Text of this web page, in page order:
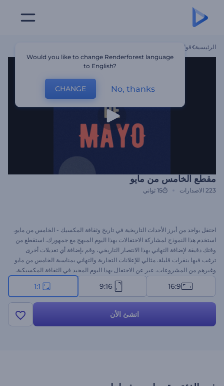
الرئيسية قوالب
مقطع الخامس من مايو
223 الاصدارات 15 ثواني
احتفل بواحد من أبرز الأحداث التاريخية في تاريخ وثقافة المكسيك - الخامس من مايو.
استخدم هذا النموذج لمشاركة الاحتفالات بهذا اليوم المبهج مع جمهورك. استقطع من
وقتك دقيقة لإضافة التهاني بهذا الانتصار التاريخي، وقم بإضافة أي تعديلات أخرى
ترغب فيها بنقرات قليلة. مثالي للإعلانات التجارية والتهاني بمناسبة الخامس من مايو
وغيرهم من المشروعات. عبر عن الاحتفال بهذا اليوم المجيد في الثقافة المكسيكية.
16:9
9:16
1:1
انشئ الأن
Would you like to change Renderforest language
to English?
CHANGE No, thanks